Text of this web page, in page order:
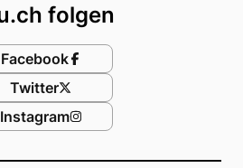
folgen
Facebook
Twitter
Instagram